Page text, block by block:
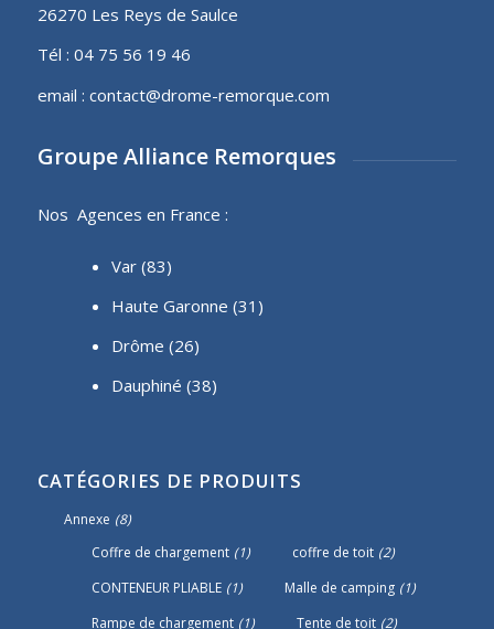
26270 Les Reys de Saulce
Tél : 04 75 56 19 46
email : contact@drome-remorque.com
Groupe Alliance Remorques
Nos Agences en France :
Var (83)
Haute Garonne (31)
Drôme (26)
Dauphiné (38)
CATÉGORIES DE PRODUITS
Annexe (8)
Coffre de chargement (1) coffre de toit (2)
CONTENEUR PLIABLE (1) Malle de camping (1)
Rampe de chargement (1) Tente de toit (2)